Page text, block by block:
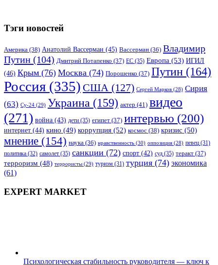
Тэги новостей
Америка (38) Анатолий Вассерман (45) Вассерман (36) Владимир
Путин (104) Дмитрий Потапенко (37) ЕС (35) Европа (53) ИГИЛ
(46) Крым (76) Москва (74) Порошенко (37) Путин (164)
Россия (335) США (127) Сергей Марков (28) Сирия
(63) Су-24 (29) Украина (159) актер (41) видео
(271) война (43) дети (35) египет (37) интервью (200)
интернет (44) кино (49) коррупция (52) космос (38) кризис (50)
мнение (154) наука (36) нравственность (30) оппозиция (28) певец (31)
политика (32) самолет (35) санкции (72) спорт (42) суд (35) теракт (37)
терроризм (48) террористы (29) туризм (31) турция (74) экономика
(61)
EXPERT MARKET
Психологическая стабильность руководителя — ключ к